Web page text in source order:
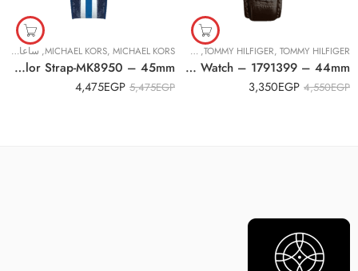
TOMMY HILFIGER, TOMMY HILFIGER
, ساعات رجالية
Original Tommy Hilfiger Men’s Blue Dial Leather Band Watch – 1791399 – 44mm
4,550EGP
3,350EGP
MICHAEL KORS, MICHAEL KORS
, ساعات رجالية
Original Michael Kors Watch for Men, Quartz Movement, Analog Display, Multicolor Multicolor Strap-MK8950 – 45mm
5,475EGP
4,475EGP